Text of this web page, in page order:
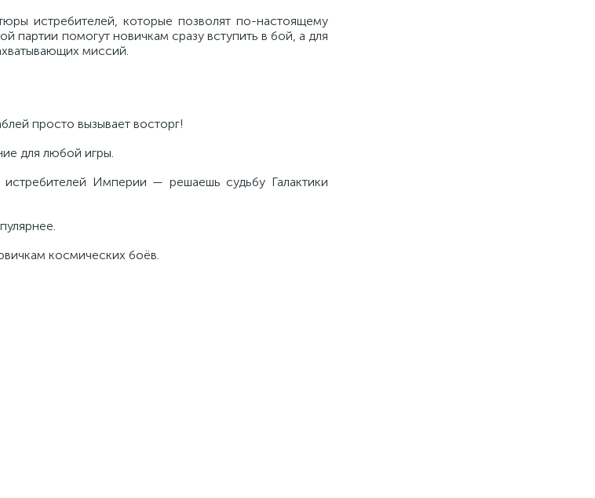
истребителей, которые позволят по-настоящему
партии помогут новичкам сразу вступить в бой, а для
миссий.
просто вызывает восторг!
для любой игры.
Империи — решаешь судьбу Галактики
космических боёв.